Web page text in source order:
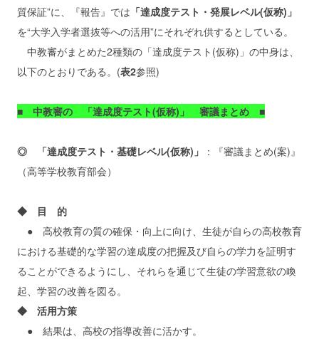
質保証”に、『報告』では 「達成度テスト・発展レベル(仮称)」
を“大学入学者選抜等への活用”にそれぞれ供するとしている。
中教審がまとめた2種類の「達成度テスト(仮称)」の中身は、
以下のとおりである。(表2参照)
■ 中教審の 「達成度テスト(仮称)」 審議まとめ ■
◎ 「達成度テスト・基礎レベル(仮称)」
：『審議まとめ(案)』
（高等学校教育部会）
◆ 目 的
● 高校教育の質の確保・向上に向け、生徒が自らの高校教育
における基礎的な学習の達成度の把握及び自らの学力を証明す
ることができるようにし、それらを通じて生徒の学習意欲の喚
起、学習の改善を図る。
◆ 活用方策
● 結果は、高校の指導改善に活かす。